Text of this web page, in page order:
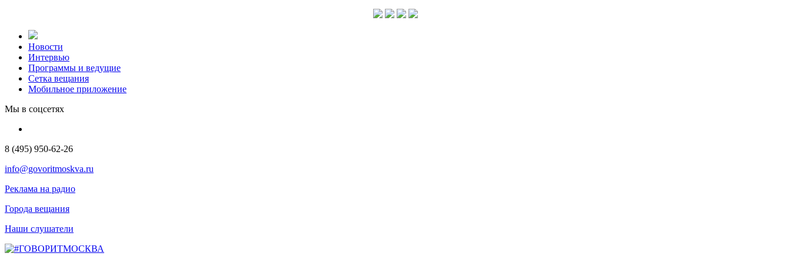
Новости
Интервью
Программы и ведущие
Сетка вещания
Мобильное приложение
Мы в соцсетях
8 (495) 950-62-26
info@govoritmoskva.ru
Реклама на радио
Города вещания
Наши слушатели